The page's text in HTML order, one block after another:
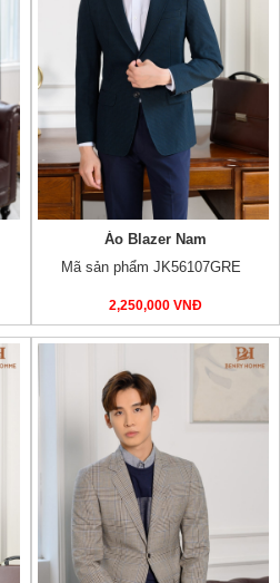
Áo Blazer Nam
Mã sản phẩm JK56107GRE
2,250,000 VNĐ